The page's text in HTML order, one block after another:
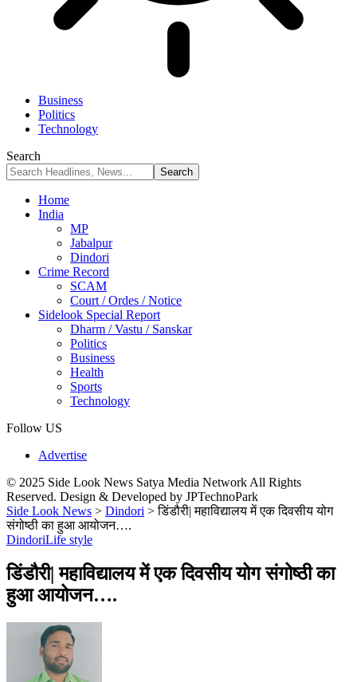
Business
Politics
Technology
Search
Home
India
MP
Jabalpur
Dindori
Crime Record
SCAM
Court / Ordes / Notice
Sidelook Special Report
Dharm / Vastu / Sanskar
Politics
Business
Health
Sports
Technology
Follow US
Advertise
© 2025 Side Look News Satya Media Network All Rights
Reserved. Design & Developed by JPTechnoPark
Side Look News > Dindori >डिंडौरी| महाविद्यालय में एक दिवसीय योग
संगोष्ठी का हुआ आयोजन….
DindoriLife style
डिंडौरी| महाविद्यालय में एक दिवसीय योग संगोष्ठी का
हुआ आयोजन….